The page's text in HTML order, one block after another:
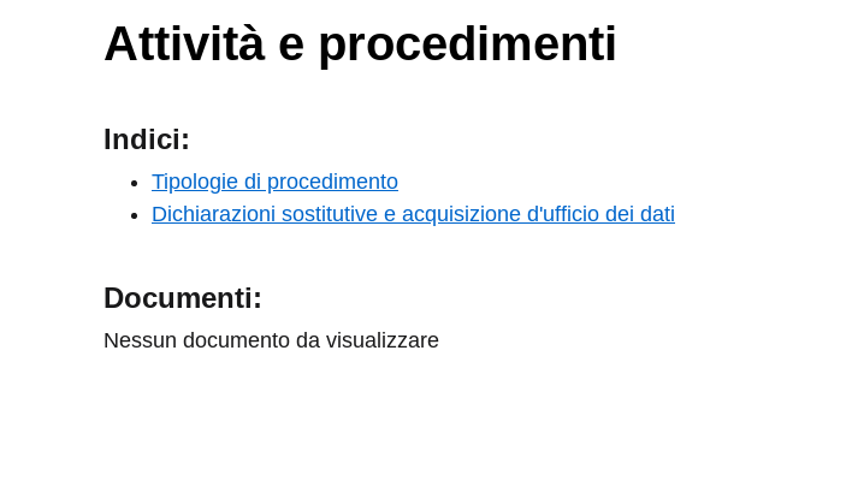
Attività e procedimenti
Indici:
Tipologie di procedimento
Dichiarazioni sostitutive e acquisizione d'ufficio dei dati
Documenti:
Nessun documento da visualizzare